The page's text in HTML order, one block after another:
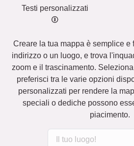
Testi personalizzati
Creare la tua mappa è semplice e
indirizzo o un luogo, e trova
zoom e il trascinamento.
preferisci tra le varie opzioni
personalizzati per rendere la
speciali o dediche possono
piacimento.